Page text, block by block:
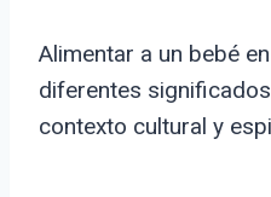
Alimentar a un bebé
diferentes
contexto cultural y